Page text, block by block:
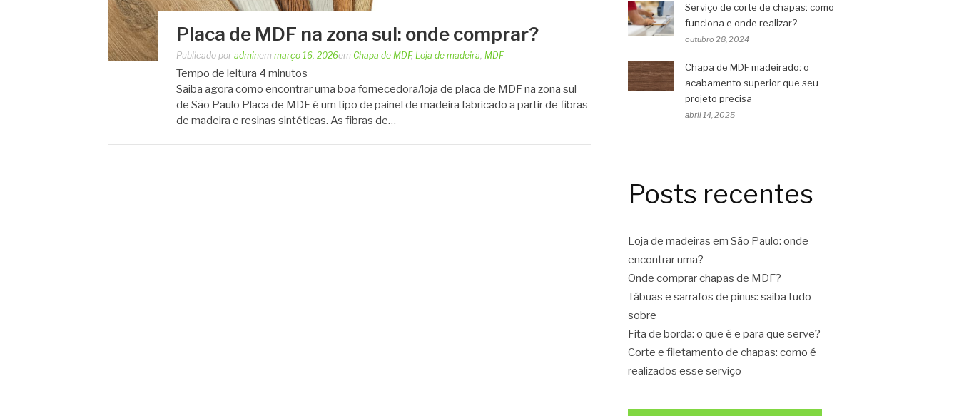
Placa de MDF na zona sul: onde comprar?
Publicado por adminem março 16, 2026em Chapa de MDF, Loja de madeira MDF
Tempo de leitura 4 minutos
Saiba agora como encontrar uma boa fornecedora/loja de placa de MDF na zona sul
de São Paulo Placa de MDF é um tipo de painel de madeira fabricado a partir de fibras
de madeira e resinas sintéticas. As fibras de…
Serviço de corte de chapas: como
funciona e onde realizar?
outubro 28, 2024
Chapa de MDF madeirado: o
acabamento superior que seu
projeto precisa
abril 14, 2025
Posts recentes
Loja de madeiras em São Paulo: onde
encontrar uma?
Onde comprar chapas de MDF?
Tábuas e sarrafos de pinus: saiba tudo
sobre
Fita de borda: o que é e para que serve?
Corte e filetamento de chapas: como é
realizados esse serviço